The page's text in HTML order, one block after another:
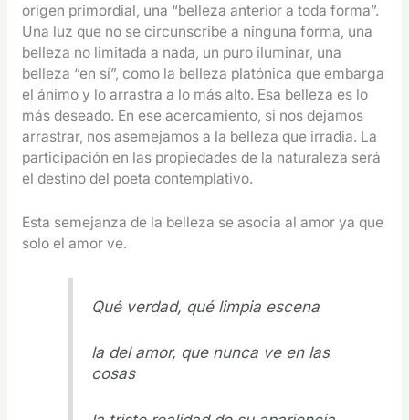
origen primordial, una “belleza anterior a toda forma”.
Una luz que no se circunscribe a ninguna forma, una
belleza no limitada a nada, un puro iluminar, una
belleza “en sí”, como la belleza platónica que embarga
el ánimo y lo arrastra a lo más alto. Esa belleza es lo
más deseado. En ese acercamiento, si nos dejamos
arrastrar, nos asemejamos a la belleza que irradia. La
participación en las propiedades de la naturaleza será
el destino del poeta contemplativo.
Esta semejanza de la belleza se asocia al amor ya que
solo el amor ve.
Qué verdad, qué limpia escena
la del amor, que nunca ve en las
cosas